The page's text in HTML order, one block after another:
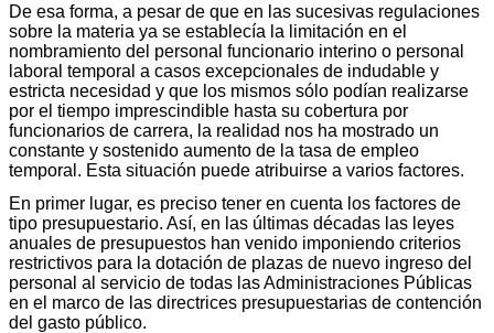
De esa forma, a pesar de que en las sucesivas regulaciones
sobre la materia ya se establecía la limitación en el
nombramiento del personal funcionario interino o personal
laboral temporal a casos excepcionales de indudable y
estricta necesidad y que los mismos sólo podían realizarse
por el tiempo imprescindible hasta su cobertura por
funcionarios de carrera, la realidad nos ha mostrado un
constante y sostenido aumento de la tasa de empleo
temporal. Esta situación puede atribuirse a varios factores.
En primer lugar, es preciso tener en cuenta los factores de
tipo presupuestario. Así, en las últimas décadas las leyes
anuales de presupuestos han venido imponiendo criterios
restrictivos para la dotación de plazas de nuevo ingreso del
personal al servicio de todas las Administraciones Públicas
en el marco de las directrices presupuestarias de contención
del gasto público.